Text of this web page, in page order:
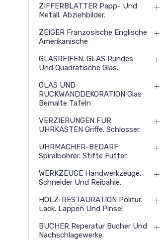
ZIFFERBLATTER Papp- Und
Metall. Abziehbilder.
ZEIGER Franzosische Englische
Amerikanische
GLASREIFEN. GLAS Rundes
Und Quadratische Glas.
GLAS UND
RUCKWANDDEKORATION Glas
Bemalte Tafeln
VERZIERUNGEN FUR
UHRKASTEN Griffe. Schlosser.
UHRMACHER-BEDARF
Spiralbohrer. Stifte Futter.
WERKZEUGE Handwerkzeuge.
Schneider Und Reibahle.
HOLZ-RESTAURATION Politur.
Lack. Lappen Und Pinsel
BUCHER Reperatur Bucher Und
Nachschlagewerke.